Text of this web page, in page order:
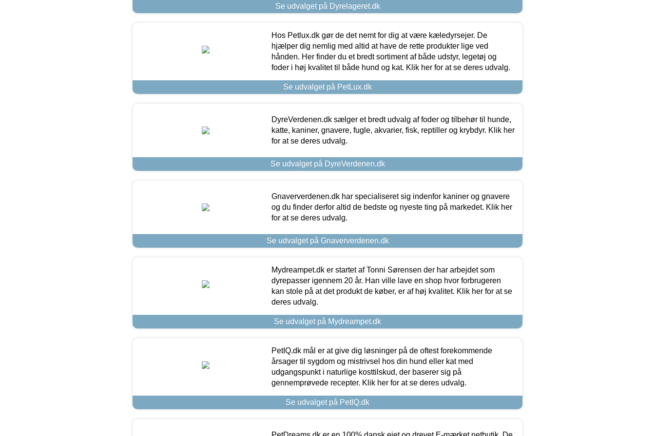
Se udvalget på Dyrelageret.dk
Hos Petlux.dk gør de det nemt for dig at være kæledyrsejer. De
hjælper dig nemlig med altid at have de rette produkter lige ved
hånden. Her finder du et bredt sortiment af både udstyr, legetøj og
foder i høj kvalitet til både hund og kat. Klik her for at se deres udvalg.
Se udvalget på PetLux.dk
DyreVerdenen.dk sælger et bredt udvalg af foder og tilbehør til hunde,
katte, kaniner, gnavere, fugle, akvarier, fisk, reptiller og krybdyr. Klik her
for at se deres udvalg.
Se udvalget på DyreVerdenen.dk
Gnaververdenen.dk har specialiseret sig indenfor kaniner og gnavere
og du finder derfor altid de bedste og nyeste ting på markedet. Klik her
for at se deres udvalg.
Se udvalget på Gnaververdenen.dk
Mydreampet.dk er startet af Tonni Sørensen der har arbejdet som
dyrepasser igennem 20 år. Han ville lave en shop hvor forbrugeren
kan stole på at det produkt de køber, er af høj kvalitet. Klik her for at se
deres udvalg.
Se udvalget på Mydreampet.dk
PetIQ.dk mål er at give dig løsninger på de oftest forekommende
årsager til sygdom og mistrivsel hos din hund eller kat med
udgangspunkt i naturlige kosttilskud, der baserer sig på
gennemprøvede recepter. Klik her for at se deres udvalg.
Se udvalget på PetIQ.dk